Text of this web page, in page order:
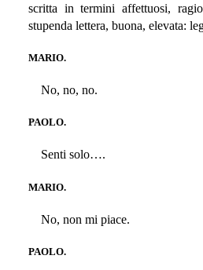
scritta in termini affettuosi,
stupenda lettera, buona, elevata:
MARIO.
No, no, no.
PAOLO.
Senti solo….
MARIO.
No, non mi piace.
PAOLO.